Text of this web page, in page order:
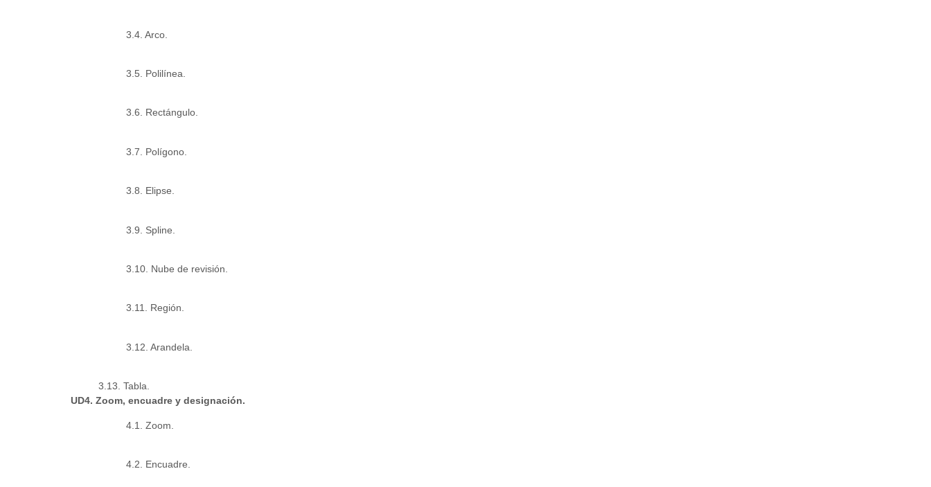
3.4. Arco.
3.5. Polilínea.
3.6. Rectángulo.
3.7. Polígono.
3.8. Elipse.
3.9. Spline.
3.10. Nube de revisión.
3.11. Región.
3.12. Arandela.
3.13. Tabla.
UD4. Zoom, encuadre y designación.
4.1. Zoom.
4.2. Encuadre.